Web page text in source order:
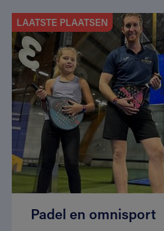
LAATSTE PLAATSEN
Padel en omnisport